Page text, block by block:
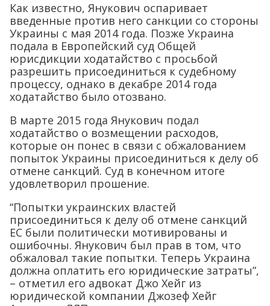
Как известно, Янукович оспаривает
введенные против него санкции со стороны
Украины с мая 2014 года. Позже Украина
подала в Европейский суд Общей
юрисдикции ходатайство с просьбой
разрешить присоединиться к судебному
процессу, однако в декабре 2014 года
ходатайство было отозвано.
В марте 2015 года Янукович подал
ходатайство о возмещении расходов,
которые он понес в связи с обжалованием
попыток Украины присоединиться к делу об
отмене санкций. Суд в конечном итоге
удовлетворил прошение.
“Попытки украинских властей
присоединиться к делу об отмене санкций
ЕС были политически мотивированы и
ошибочны. Янукович был прав в том, что
обжаловал такие попытки. Теперь Украина
должна оплатить его юридические затраты”,
– отметил его адвокат Джо Хейг из
юридической компании Джозеф Хейг